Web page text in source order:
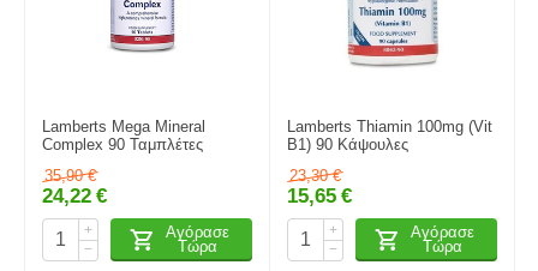
Lamberts Mega Mineral
Complex 90 Ταμπλέτες
35,90 €
24,22 €
+
−
Αγόρασε
Τώρα
Lamberts Thiamin 100mg (Vit
B1) 90 Κάψουλες
23,30 €
15,65 €
+
−
Αγόρασε
Τώρα